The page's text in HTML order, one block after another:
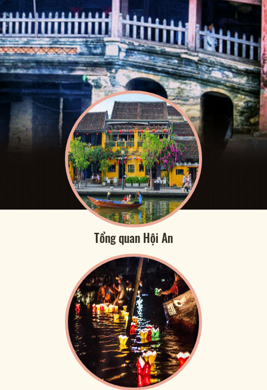
Tổng quan Hội An